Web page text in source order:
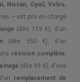
climatisation
de vitesses
Nissan, Opel, Volvo,
— est pris en charge
(dès 119 €), d'un
(dès 550 €), d'un
révision complète,
(dès 99 €), d'une
remplacement de